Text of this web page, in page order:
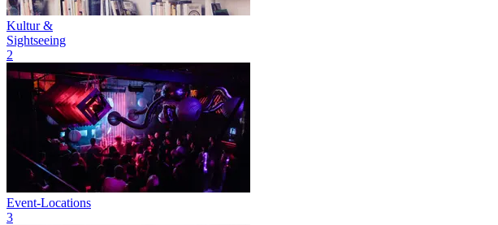
Kultur &
Sightseeing
2
Event-Locations
3